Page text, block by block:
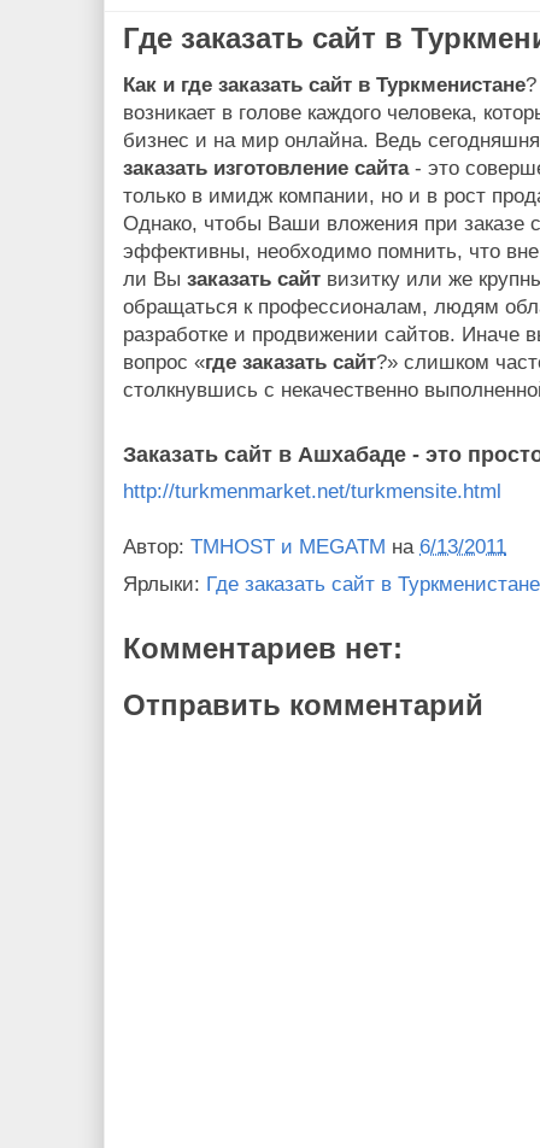
Где заказать сайт в
Как и где заказать сайт в Туркменистане
возникает в голове каждого человека,
бизнес и на мир онлайна. Ведь
заказать изготовление сайта- это
только в имидж компании, но и в рост
Однако, чтобы Ваши вложения при заказе
эффективны, необходимо помнить, что вне
ли Вы заказать сайт визитку или же
обращаться к профессионалам, людям
разработке и продвижении сайтов. Иначе
вопрос «где заказать сайт?» слишком
столкнувшись с некачественно
Заказать сайт в Ашхабаде - это
http://turkmenmarket.net/turkmensite.html
Автор: TMHOST и MEGATM на 6/13/2011
Ярлыки: Где заказать сайт в
Комментариев нет:
Отправить комментарий